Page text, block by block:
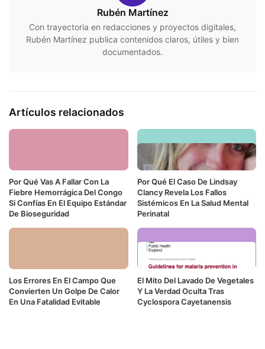
Rubén Martínez
Con trayectoria en redacciones y proyectos digitales,
Rubén Martínez publica contenidos claros, útiles y bien
documentados.
Artículos relacionados
Por Qué Vas A Fallar Con La
Fiebre Hemorrágica Del Congo
Si Confías En El Equipo Estándar
De Bioseguridad
Por Qué El Caso De Lindsay
Clancy Revela Los Fallos
Sistémicos En La Salud Mental
Perinatal
Los Errores En El Campo Que
Convierten Un Golpe De Calor
En Una Fatalidad Evitable
El Mito Del Lavado De Vegetales
Y La Verdad Oculta Tras
Cyclospora Cayetanensis